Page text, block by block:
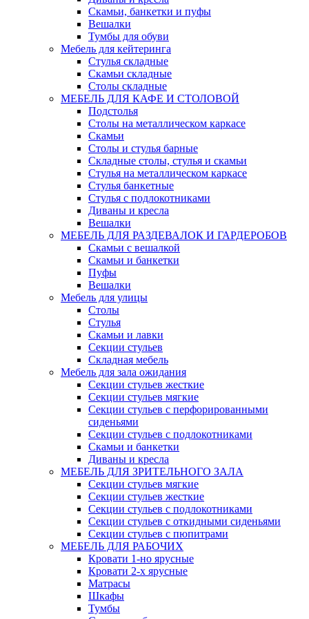
Скамьи, банкетки и пуфы
Вешалки
Тумбы для обуви
Мебель для кейтеринга
Стулья складные
Скамьи складные
Столы складные
МЕБЕЛЬ ДЛЯ КАФЕ И СТОЛОВОЙ
Подстолья
Столы на металлическом каркасе
Скамьи
Столы и стулья барные
Складные столы, стулья и скамьи
Стулья на металлическом каркасе
Стулья банкетные
Стулья с подлокотниками
Диваны и кресла
Вешалки
МЕБЕЛЬ ДЛЯ РАЗДЕВАЛОК И ГАРДЕРОБОВ
Скамьи с вешалкой
Скамьи и банкетки
Пуфы
Вешалки
Мебель для улицы
Столы
Стулья
Скамьи и лавки
Секции стульев
Складная мебель
Мебель для зала ожидания
Секции стульев жесткие
Секции стульев мягкие
Секции стульев с перфорированными
сиденьями
Секции стульев с подлокотниками
Скамьи и банкетки
Диваны и кресла
МЕБЕЛЬ ДЛЯ ЗРИТЕЛЬНОГО ЗАЛА
Секции стульев мягкие
Секции стульев жесткие
Секции стульев с подлокотниками
Секции стульев с откидными сиденьями
Секции стульев с пюпитрами
МЕБЕЛЬ ДЛЯ РАБОЧИХ
Кровати 1-но ярусные
Кровати 2-х ярусные
Матрасы
Шкафы
Тумбы